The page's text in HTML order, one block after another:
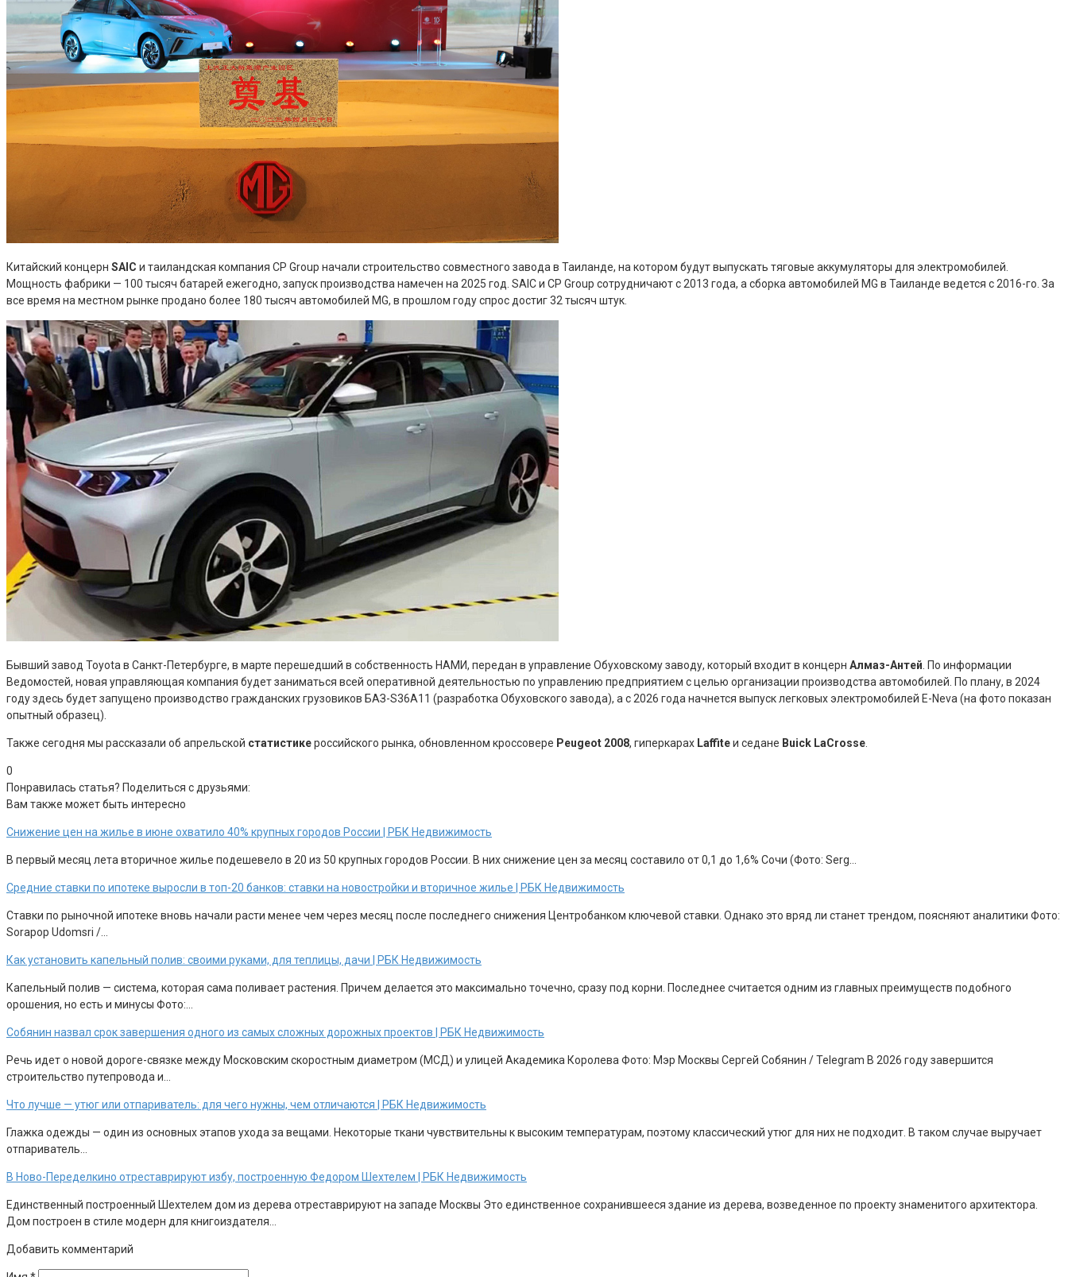
Китайский концерн SAIC и таиландская компания CP Group начали строительство совместного завода в Таиланде, на котором будут выпускать тяговые аккумуляторы для электромобилей.
Мощность фабрики — 100 тысяч батарей ежегодно, запуск производства намечен на 2025 год. SAIC и CP Group сотрудничают с 2013 года, а сборка автомобилей MG в Таиланде ведется с 2016-го. За
все время на местном рынке продано более 180 тысяч автомобилей MG, в прошлом году спрос достиг 32 тысяч штук.
Бывший завод Toyota в Санкт-Петербурге, в марте перешедший в собственность НАМИ, передан в управление Обуховскому заводу, который входит в концерн Алмаз-Антей . По информации
Ведомостей, новая управляющая компания будет заниматься всей оперативной деятельностью по управлению предприятием с целью организации производства автомобилей. По плану, в 2024
году здесь будет запущено производство гражданских грузовиков БАЗ-S36A11 (разработка Обуховского завода), а с 2026 года начнется выпуск легковых электромобилей E-Neva (на фото показан
опытный образец).
Также сегодня мы рассказали об апрельской статистикероссийского рынка, обновленном кроссовере Peugeot 2008, гиперкарах Laffiteи седане Buick LaCrosse
0
Понравилась статья? Поделиться с друзьями:
Вам также может быть интересно
Снижение цен на жилье в июне охватило 40% крупных городов России | РБК Недвижимость
В первый месяц лета вторичное жилье подешевело в 20 из 50 крупных городов России. В них снижение цен за месяц составило от 0,1 до 1,6% Сочи (Фото: Serg…
Средние ставки по ипотеке выросли в топ-20 банков: ставки на новостройки и вторичное жилье | РБК Недвижимость
Ставки по рыночной ипотеке вновь начали расти менее чем через месяц после последнего снижения Центробанком ключевой ставки. Однако это вряд ли станет трендом, поясняют аналитики Фото:
Sorapop Udomsri /…
Как установить капельный полив: своими руками, для теплицы, дачи | РБК Недвижимость
Капельный полив — система, которая сама поливает растения. Причем делается это максимально точечно, сразу под корни. Последнее считается одним из главных преимуществ подобного
орошения, но есть и минусы Фото:…
Собянин назвал срок завершения одного из самых сложных дорожных проектов | РБК Недвижимость
Речь идет о новой дороге-связке между Московским скоростным диаметром (МСД) и улицей Академика Королева Фото: Мэр Москвы Сергей Собянин / Telegram В 2026 году завершится
строительство путепровода и…
Что лучше — утюг или отпариватель: для чего нужны, чем отличаются | РБК Недвижимость
Глажка одежды — один из основных этапов ухода за вещами. Некоторые ткани чувствительны к высоким температурам, поэтому классический утюг для них не подходит. В таком случае выручает
отпариватель…
В Ново-Переделкино отреставрируют избу, построенную Федором Шехтелем | РБК Недвижимость
Единственный построенный Шехтелем дом из дерева отреставрируют на западе Москвы Это единственное сохранившееся здание из дерева, возведенное по проекту знаменитого архитектора.
Дом построен в стиле модерн для книгоиздателя…
Добавить комментарий